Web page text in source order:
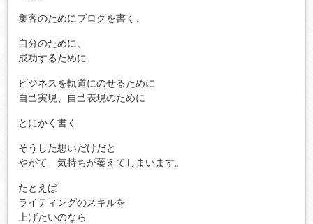
集客のためにブログを書く、
自分のために、
成功するために、
ビジネスを軌道にのせるために
自己実現、自己表現のために
とにかく書く
そうした想いだけだと
やがて 気持ちが萎えてしまいます。
たとえば
ライティングのスキルを
上げたいのなら